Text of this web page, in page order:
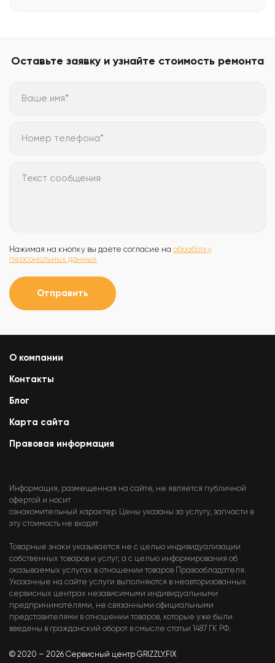
Оставьте заявку и узнайте стоимость ремонта
Ваше имя*
Номер телефона*
Текст сообщения
Нажимая на кнопку вы даете согласие на обработку
персональных данных
Отправить
О компании
Контакты
Блог
Карта сайта
Правовая информация
Информация, размещенная на сайте, не является публичной
офертой и носит
ознакомительный характер. Цены указаны за услугу, запчасти в
эту стоимость не входят
Товарные знаки указывается не с целью индивидуализации
собственных товаров и услуг, а с целью информирования об
оказываемых услугах в отношении товаров Правообладателя.
Указанные на сайте услуги выполняются в неавторизованных
сервисных центрах независимыми индивидуальными
предпринимателями, не связанными официальными
представителями в отношении товаров, которые уже были
введены в гражданский оборот в смысле статьи 1487 ГК РФ.
© 2020 – 2026 Сервисный центр GRIZZLY.FIX